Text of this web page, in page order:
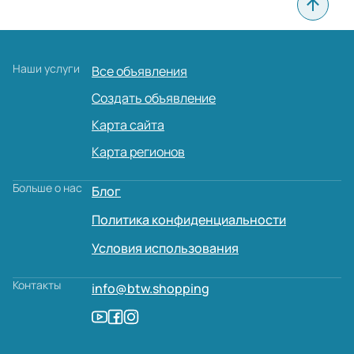
Наши услуги
Все объявления
Создать объявление
Карта сайта
Карта регионов
Больше о нас
Блог
Политика конфиденциальности
Условия использования
Контакты info@btw.shopping